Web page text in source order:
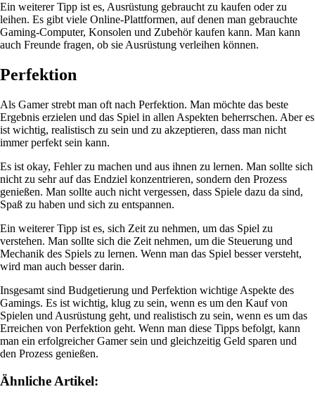
Ein weiterer Tipp ist es, Ausrüstung gebraucht zu kaufen oder zu
leihen. Es gibt viele Online-Plattformen, auf denen man gebrauchte
Gaming-Computer, Konsolen und Zubehör kaufen kann. Man kann
auch Freunde fragen, ob sie Ausrüstung verleihen können.
Perfektion
Als Gamer strebt man oft nach Perfektion. Man möchte das beste
Ergebnis erzielen und das Spiel in allen Aspekten beherrschen. Aber es
ist wichtig, realistisch zu sein und zu akzeptieren, dass man nicht
immer perfekt sein kann.
Es ist okay, Fehler zu machen und aus ihnen zu lernen. Man sollte sich
nicht zu sehr auf das Endziel konzentrieren, sondern den Prozess
genießen. Man sollte auch nicht vergessen, dass Spiele dazu da sind,
Spaß zu haben und sich zu entspannen.
Ein weiterer Tipp ist es, sich Zeit zu nehmen, um das Spiel zu
verstehen. Man sollte sich die Zeit nehmen, um die Steuerung und
Mechanik des Spiels zu lernen. Wenn man das Spiel besser versteht,
wird man auch besser darin.
Insgesamt sind Budgetierung und Perfektion wichtige Aspekte des
Gamings. Es ist wichtig, klug zu sein, wenn es um den Kauf von
Spielen und Ausrüstung geht, und realistisch zu sein, wenn es um das
Erreichen von Perfektion geht. Wenn man diese Tipps befolgt, kann
man ein erfolgreicher Gamer sein und gleichzeitig Geld sparen und
den Prozess genießen.
Ähnliche Artikel: